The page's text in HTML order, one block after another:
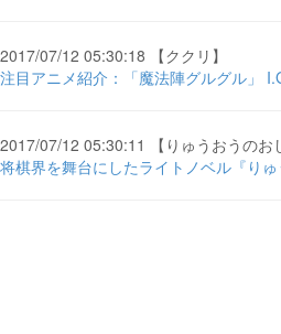
2017/07/12 05:30:18 【ククリ】
注目アニメ紹介：「魔法陣グルグル」
2017/07/12 05:30:11 【りゅうおうのお
将棋界を舞台にしたライトノベル『り